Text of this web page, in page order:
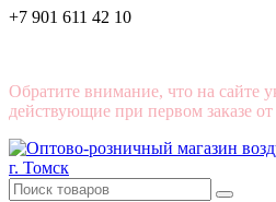
+7 901 611 42 10
Обратите внимание, что на сайте
действующие при первом заказе